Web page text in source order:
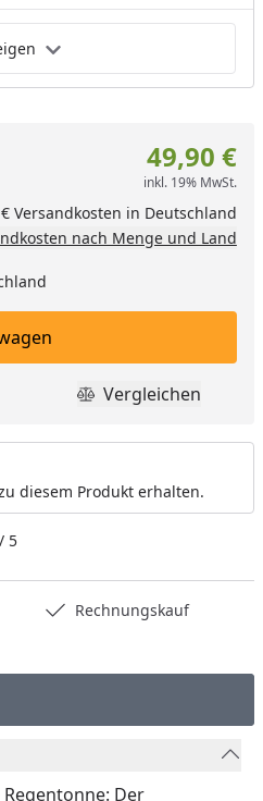
erhöhen
49,90 €
inkl. 19% MwSt.
Versandkosten in Deutschland
nach Menge und Land
legen
Produkt
Vergleichen
diesem Produkt erhalten.
/ 5
Rechnungskauf
Der